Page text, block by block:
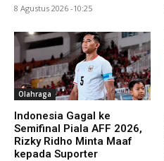
8 Agustus 2026 -10:25
Olahraga
Indonesia Gagal ke
Semifinal Piala AFF 2026,
Rizky Ridho Minta Maaf
kepada Suporter